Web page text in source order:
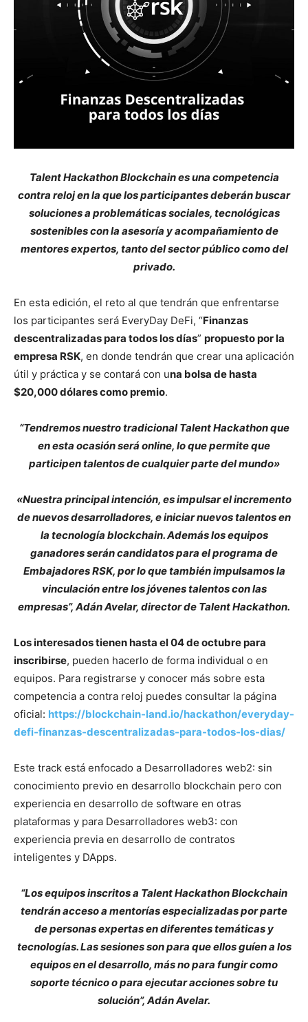
Talent Hackathon Blockchain es una competencia
contra reloj en la que los participantes deberán buscar
soluciones a problemáticas sociales, tecnológicas
sostenibles con la asesoría y acompañamiento de
mentores expertos, tanto del sector público como del
privado.
En esta edición, el reto al que tendrán que enfrentarse
los participantes será EveryDay DeFi, “Finanzas
descentralizadas para todos los días” propuesto por la
empresa RSK, en donde tendrán que crear una aplicación
útil y práctica y se contará con una bolsa de hasta
$20,000 dólares como premio.
“Tendremos nuestro tradicional Talent Hackathon que
en esta ocasión será online, lo que permite que
participen talentos de cualquier parte del mundo»
«Nuestra principal intención, es impulsar el incremento
de nuevos desarrolladores, e iniciar nuevos talentos en
la tecnología blockchain. Además los equipos
ganadores serán candidatos para el programa de
Embajadores RSK, por lo que también impulsamos la
vinculación entre los jóvenes talentos con las
empresas”, Adán Avelar, director de Talent Hackathon.
Los interesados tienen hasta el 04 de octubre para
inscribirse, pueden hacerlo de forma individual o en
equipos. Para registrarse y conocer más sobre esta
competencia a contra reloj puedes consultar la página
oficial: https://blockchain-land.io/hackathon/everyday-
defi-finanzas-descentralizadas-para-todos-los-dias/
Este track está enfocado a Desarrolladores web2: sin
conocimiento previo en desarrollo blockchain pero con
experiencia en desarrollo de software en otras
plataformas y para Desarrolladores web3: con
experiencia previa en desarrollo de contratos
inteligentes y DApps.
“Los equipos inscritos a Talent Hackathon Blockchain
tendrán acceso a mentorías especializadas por parte
de personas expertas en diferentes temáticas y
tecnologías. Las sesiones son para que ellos guíen a los
equipos en el desarrollo, más no para fungir como
soporte técnico o para ejecutar acciones sobre tu
solución”, Adán Avelar.